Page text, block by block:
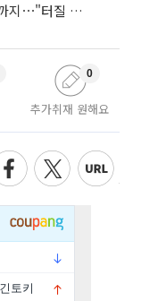
국민의힘 '멱살 논란'에 오세훈 1심 유죄까지⋯"터질 게 터졌다"
추가취재 원해요
0